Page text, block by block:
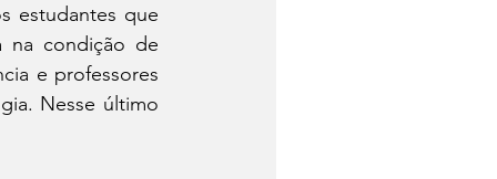
estudantes que
na condição de
e professores
Nesse último